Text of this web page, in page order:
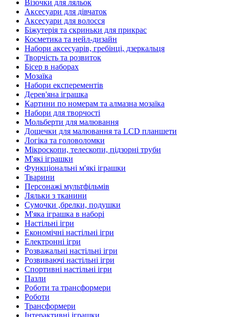
Візочки для ляльок
Аксесуари для дівчаток
Аксесуари для волосся
Біжутерія та скриньки для прикрас
Косметика та нейл-дизайн
Набори аксесуарів, гребінці, дзеркальця
Творчість та розвиток
Бісер в наборах
Мозаїка
Набори експерементів
Дерев'яна іграшка
Картини по номерам та алмазна мозаїка
Набори для творчості
Мольберти для малювання
Дощечки для малювання та LCD планшети
Логіка та головоломки
Мікроскопи, телескопи, підзорні труби
М'які іграшки
Функціональні м'які іграшки
Тварини
Персонажі мультфільмів
Ляльки з тканини
Сумочки ,брелки, подушки
М'яка іграшка в наборі
Настільні ігри
Економічні настільні ігри
Електронні ігри
Розважальні настільні ігри
Розвиваючі настільні ігри
Спортивні настільні ігри
Пазли
Роботи та трансформери
Роботи
Трансформери
Інтерактивні іграшки